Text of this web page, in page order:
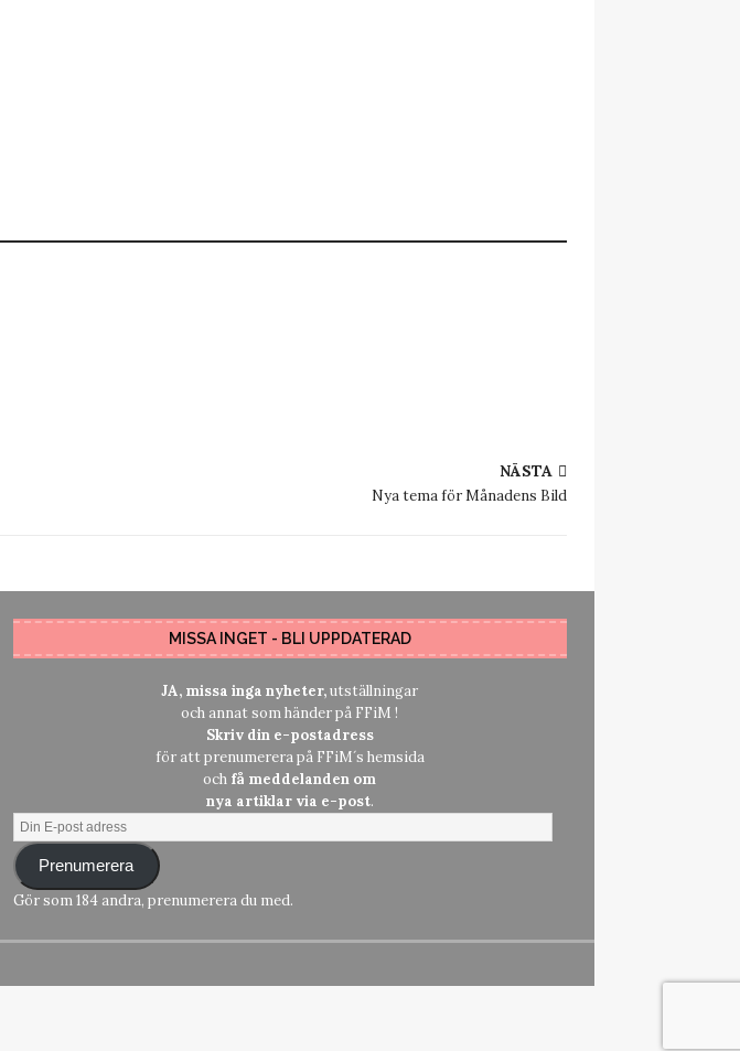
NÄSTA
Nya tema för Månadens Bild
MISSA INGET - BLI UPPDATERAD
JA, missa inga nyheter,utställningar
och annat som händer på FFiM !
Skriv din e-postadress
för att prenumerera på FFiM´s hemsida
och få meddelanden om
nya artiklar via e-post.
Prenumerera
Gör som 184 andra, prenumerera du med.